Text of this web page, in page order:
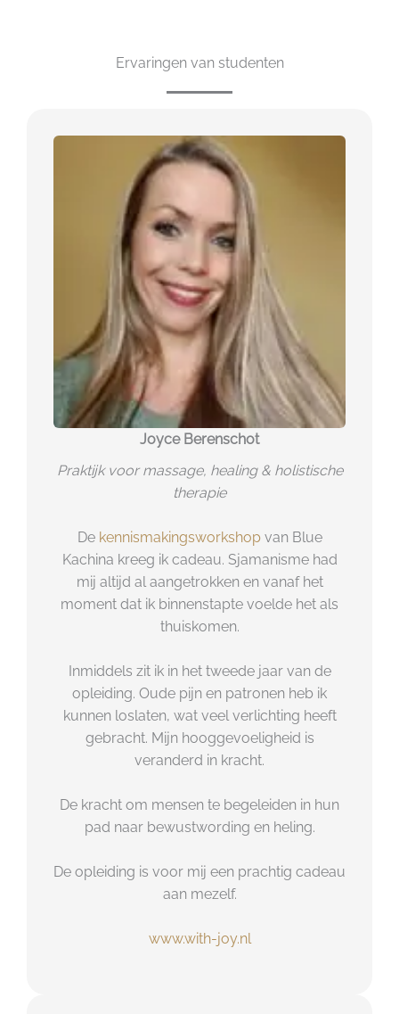
Ervaringen van studenten
Joyce Berenschot
Praktijk voor massage, healing & holistische
therapie
De kennismakingsworkshopvan Blue
Kachina kreeg ik cadeau. Sjamanisme had
mij altijd al aangetrokken en vanaf het
moment dat ik binnenstapte voelde het als
thuiskomen.
Inmiddels zit ik in het tweede jaar van de
opleiding. Oude pijn en patronen heb ik
kunnen loslaten, wat veel verlichting heeft
gebracht. Mijn hooggevoeligheid is
veranderd in kracht.
De kracht om mensen te begeleiden in hun
pad naar bewustwording en heling.
De opleiding is voor mij een prachtig cadeau
aan mezelf.
www.with-joy.nl